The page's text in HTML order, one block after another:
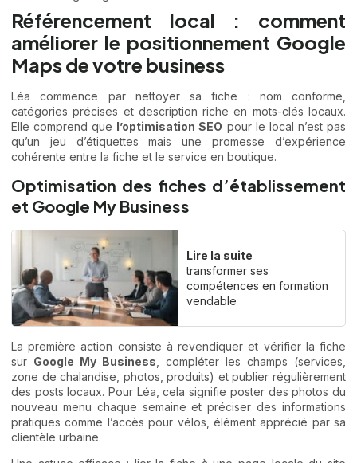
Référencement local : comment
améliorer le positionnement Google
Maps de votre business
Léa commence par nettoyer sa fiche : nom conforme,
catégories précises et description riche en mots-clés locaux.
Elle comprend que l’optimisation SEO pour le local n’est pas
qu’un jeu d’étiquettes mais une promesse d’expérience
cohérente entre la fiche et le service en boutique.
Optimisation des fiches d’établissement
et Google My Business
Lire la suite
transformer ses
compétences en formation
vendable
La première action consiste à revendiquer et vérifier la fiche
sur Google My Business , compléter les champs (services,
zone de chalandise, photos, produits) et publier régulièrement
des posts locaux. Pour Léa, cela signifie poster des photos du
nouveau menu chaque semaine et préciser des informations
pratiques comme l’accès pour vélos, élément apprécié par sa
clientèle urbaine.